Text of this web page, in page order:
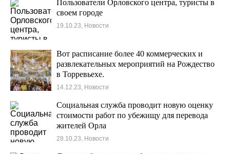
Пользователи Орловского центра, туристы в
своем городе
19.10.23, Новости
Вот расписание более 40 коммерческих и
развлекательных мероприятий на Рождество
в Торревьехе.
14.12.23, Новости
Социальная служба проводит новую оценку
стоимости работ по убежищу для перевода
жителей Орла
28.10.23, Новости